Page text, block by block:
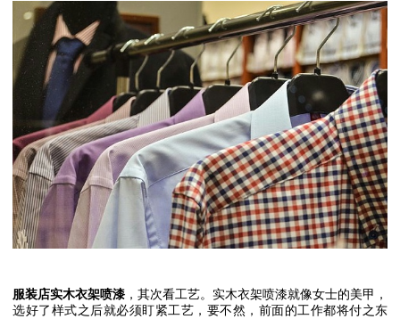
服装店实木衣架喷漆 ，其次看工艺。实木衣架喷漆就像女士的美甲，
选好了样式之后就必须盯紧工艺，要不然，前面的工作都将付之东